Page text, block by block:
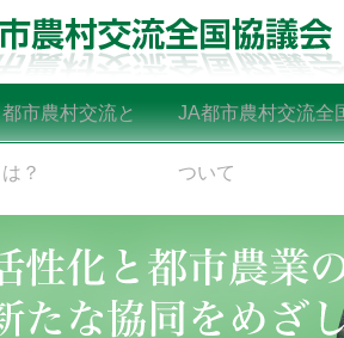
都市農村交流と
は？
JA都市農村交流全
ついて